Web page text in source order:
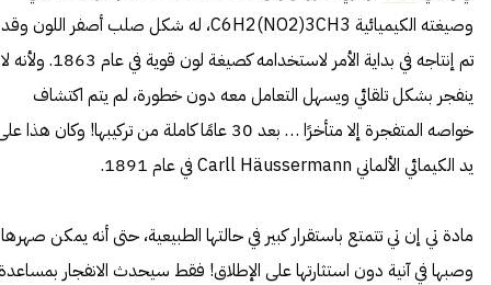
وصيغته الكيميائية C6H2(NO2)3CH3، له شكل صلب أصفر اللون وقد
تم إنتاجه في بداية الأمر لاستخدامه كصيغة لون قوية في عام 1863. ولأنه لا
ينفجر بشكل تلقائي ويسهل التعامل معه دون خطورة، لم يتم اكتشاف
خواصه المتفجرة إلا متأخرًا … بعد 30 عامًا كاملة من تركيبها! وكان هذا
يد الكيمائي الألماني Carll Häussermann في عام 1891.
مادة تي إن تي تتمتع باستقرار كبير في حالتها الطبيعية، حتى أنه يمكن صهرها
وصبها في آنية دون استثارتها على الإطلاق! فقط سيحدث الانفجار